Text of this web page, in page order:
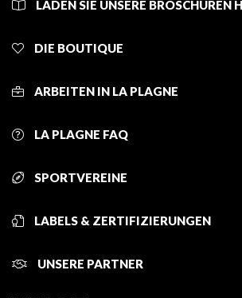
LADEN SIE UNSERE BROSCHÜREN
DIE BOUTIQUE
ARBEITEN IN LA PLAGNE
LA PLAGNE FAQ
SPORTVEREINE
LABELS & ZERTIFIZIERUNGEN
UNSERE PARTNER